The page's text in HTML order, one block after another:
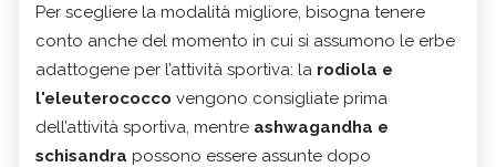
Per scegliere la modalità migliore, bisogna tenere
conto anche del momento in cui si assumono le erbe
adattogene per l’attività sportiva: la rodiola e
l'eleuterococco vengono consigliate prima
dell’attività sportiva, mentre ashwagandha e
schisandra possono essere assunte dopo